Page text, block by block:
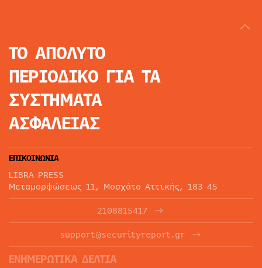
ΤΟ ΑΠΟΛΥΤΟ
ΠΕΡΙΟΔΙΚΟ ΓΙΑ ΤΑ
ΣΥΣΤΗΜΑΤΑ
ΑΣΦΑΛΕΙΑΣ
ΕΠΙΚΟΙΝΩΝΙΑ
LIBRA PRESS
Μεταμορφώσεως 11, Μοσχάτο Αττικής, 183 45
2108815417
support@securityreport.gr
ΕΝΗΜΕΡΩΤΙΚΑ ΔΕΛΤΙΑ